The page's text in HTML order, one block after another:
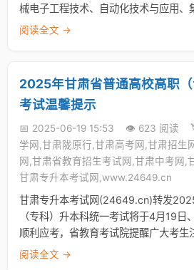
械电子工程技术、自动化技术与应用、
阅读全文 →
2025年甘肃省普通高校高职
考试温馨提示
📅 2025-06-19 15:53 👁️ 623 阅读
学网,甘肃陇原行,甘肃高考网,甘肃招生
网,甘肃省教育招生考试网,甘肃中考网,
甘肃专升本考试网,www.24649.cn
甘肃专升本考试网(24649.cn)转发
（专科）升本科统一考试将于4月19日
顺利应考，省教育考试院提醒广大考生
阅读全文 →